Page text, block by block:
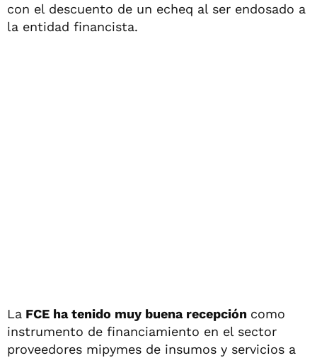
con el descuento de un echeq al ser endosado a
la entidad financista.
La FCE ha tenido muy buena recepción como
instrumento de financiamiento en el sector
proveedores mipymes de insumos y servicios a